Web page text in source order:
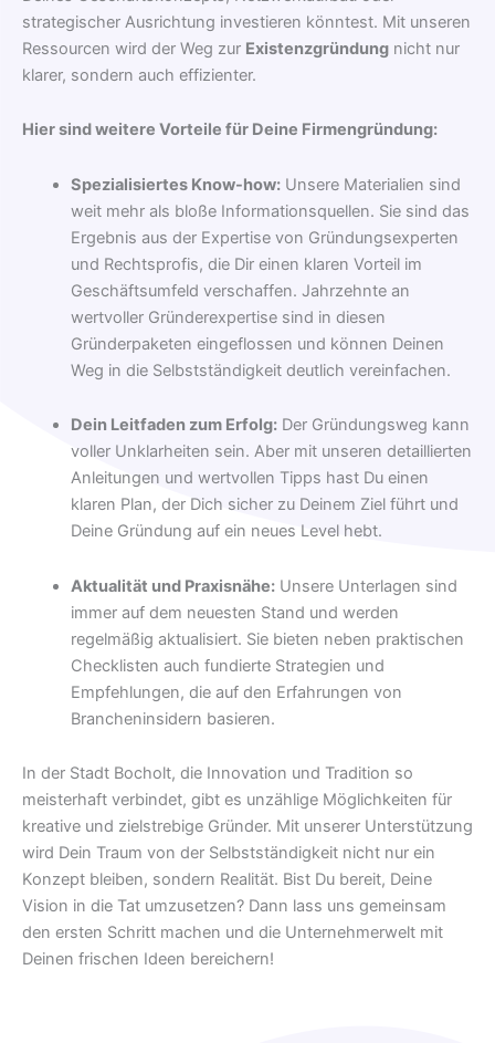
strategischer Ausrichtung investieren könntest. Mit unseren
Ressourcen wird der Weg zur Existenzgründung nicht nur
klarer, sondern auch effizienter.
Hier sind weitere Vorteile für Deine Firmengründung:
Spezialisiertes Know-how:Unsere Materialien sind
weit mehr als bloße Informationsquellen. Sie sind das
Ergebnis aus der Expertise von Gründungsexperten
und Rechtsprofis, die Dir einen klaren Vorteil im
Geschäftsumfeld verschaffen. Jahrzehnte an
wertvoller Gründerexpertise sind in diesen
Gründerpaketen eingeflossen und können Deinen
Weg in die Selbstständigkeit deutlich vereinfachen.
Dein Leitfaden zum Erfolg:Der Gründungsweg kann
voller Unklarheiten sein. Aber mit unseren detaillierten
Anleitungen und wertvollen Tipps hast Du einen
klaren Plan, der Dich sicher zu Deinem Ziel führt und
Deine Gründung auf ein neues Level hebt.
Aktualität und Praxisnähe:Unsere Unterlagen sind
immer auf dem neuesten Stand und werden
regelmäßig aktualisiert. Sie bieten neben praktischen
Checklisten auch fundierte Strategien und
Empfehlungen, die auf den Erfahrungen von
Brancheninsidern basieren.
In der Stadt Bocholt, die Innovation und Tradition so
meisterhaft verbindet, gibt es unzählige Möglichkeiten für
kreative und zielstrebige Gründer. Mit unserer Unterstützung
wird Dein Traum von der Selbstständigkeit nicht nur ein
Konzept bleiben, sondern Realität. Bist Du bereit, Deine
Vision in die Tat umzusetzen? Dann lass uns gemeinsam
den ersten Schritt machen und die Unternehmerwelt mit
Deinen frischen Ideen bereichern!